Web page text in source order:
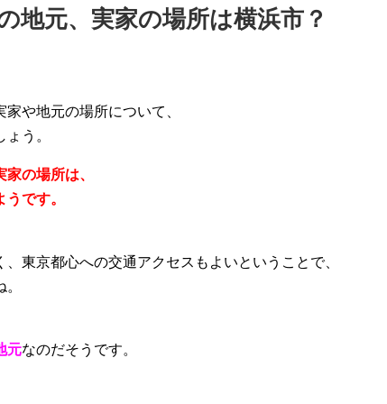
地元、実家の場所は横浜市？
や地元の場所について、
う。
の場所は、
です。
、東京都心への交通アクセスもよいということで、
元なのだそうです。